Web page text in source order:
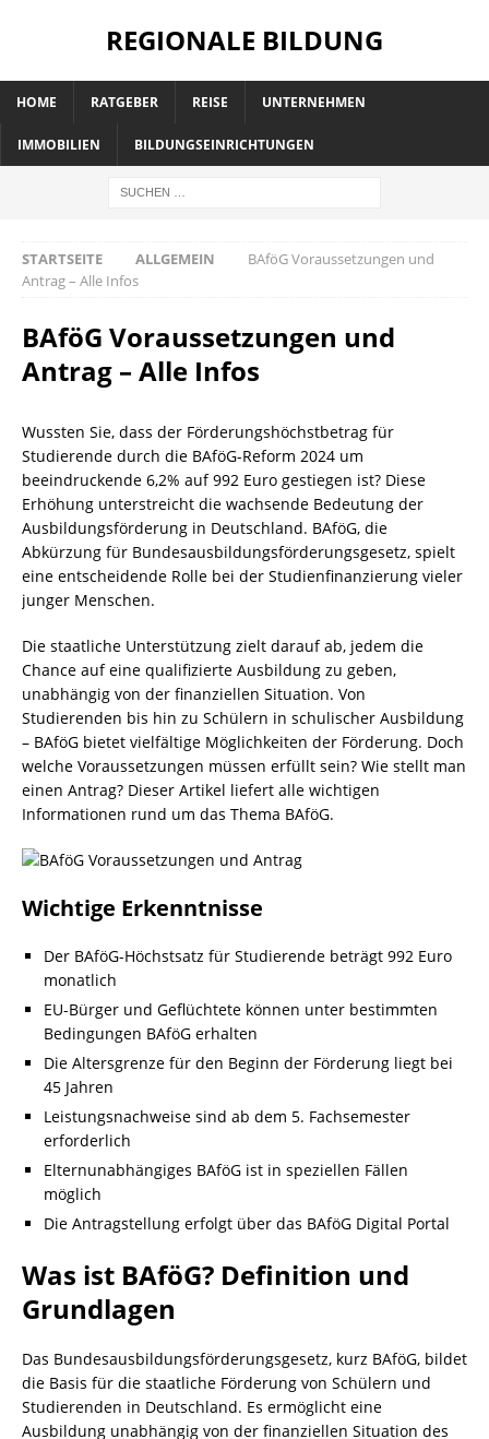
REGIONALE BILDUNG
HOME RATGEBER REISE UNTERNEHMEN
IMMOBILIEN BILDUNGSEINRICHTUNGEN
STARTSEITE ALLGEMEIN
BAföG Voraussetzungen und
Antrag – Alle Infos
BAföG Voraussetzungen und
Antrag – Alle Infos
Wussten Sie, dass der Förderungshöchstbetrag für
Studierende durch die BAföG-Reform 2024 um
beeindruckende 6,2% auf 992 Euro gestiegen ist? Diese
Erhöhung unterstreicht die wachsende Bedeutung der
Ausbildungsförderung in Deutschland. BAföG, die
Abkürzung für Bundesausbildungsförderungsgesetz, spielt
eine entscheidende Rolle bei der Studienfinanzierung vieler
junger Menschen.
Die staatliche Unterstützung zielt darauf ab, jedem die
Chance auf eine qualifizierte Ausbildung zu geben,
unabhängig von der finanziellen Situation. Von
Studierenden bis hin zu Schülern in schulischer Ausbildung
– BAföG bietet vielfältige Möglichkeiten der Förderung. Doch
welche Voraussetzungen müssen erfüllt sein? Wie stellt man
einen Antrag? Dieser Artikel liefert alle wichtigen
Informationen rund um das Thema BAföG.
Wichtige Erkenntnisse
Der BAföG-Höchstsatz für Studierende beträgt 992 Euro
monatlich
EU-Bürger und Geflüchtete können unter bestimmten
Bedingungen BAföG erhalten
Die Altersgrenze für den Beginn der Förderung liegt bei
45 Jahren
Leistungsnachweise sind ab dem 5. Fachsemester
erforderlich
Elternunabhängiges BAföG ist in speziellen Fällen
möglich
Die Antragstellung erfolgt über das BAföG Digital Portal
Was ist BAföG? Definition und
Grundlagen
Das Bundesausbildungsförderungsgesetz, kurz BAföG, bildet
die Basis für die staatliche Förderung von Schülern und
Studierenden in Deutschland. Es ermöglicht eine
Ausbildung unabhängig von der finanziellen Situation des